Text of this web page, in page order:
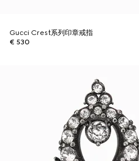
Gucci Crest系列印章戒指
€ 530